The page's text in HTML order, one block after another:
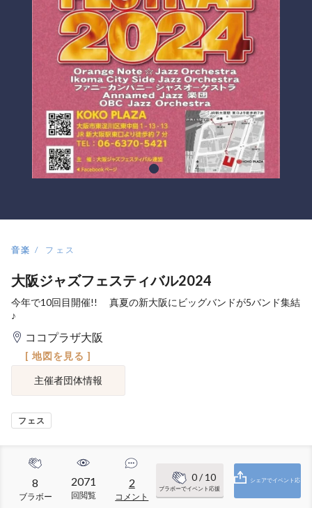
音楽 フェス
大阪ジャズフェスティバル2024
今年で10回目開催!! 真夏の新大阪にビッグバンドが5バンド集結
♪
ココプラザ大阪
[ 地図を見る ]
主催者団体情報
フェス
8
ブラボー
2071
回閲覧
2
コメント
0/ 10
ブラボーでイベント応援
シェアでイベント応